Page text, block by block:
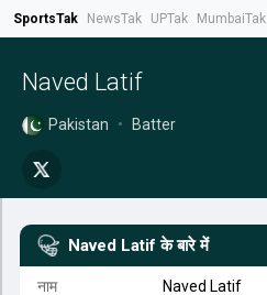
SportsTak NewsTak UPTak MumbaiTak
Naved Latif
Pakistan • Batter
Naved Latif के बारे में
नाम Naved Latif